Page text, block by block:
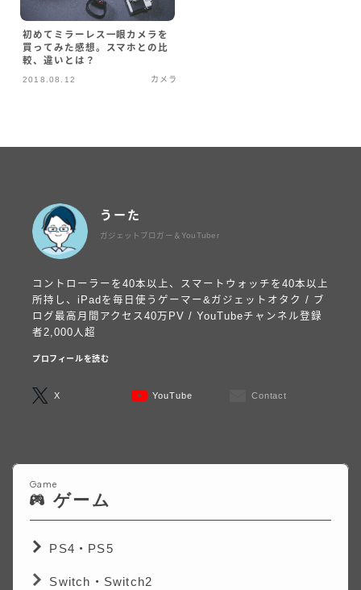
初めてミラーレス一眼カメラを
買ってみた感想。スマホとの比
較、違いとは？
2018.08.12 カメラ
うーた
ガジェットブロガー＆YouTuber
コントローラーを40本以上、スマートウォッチを40本以上
所持し、iPadを毎日使うゲーマー&ガジェットオタク / ブ
ログ最高月間アクセス40万PV / YouTubeチャンネル登録
者2,000人超
プロフィールを読む
X YouTube Contact
Game
ゲーム
PS4・PS5
Switch・Switch2